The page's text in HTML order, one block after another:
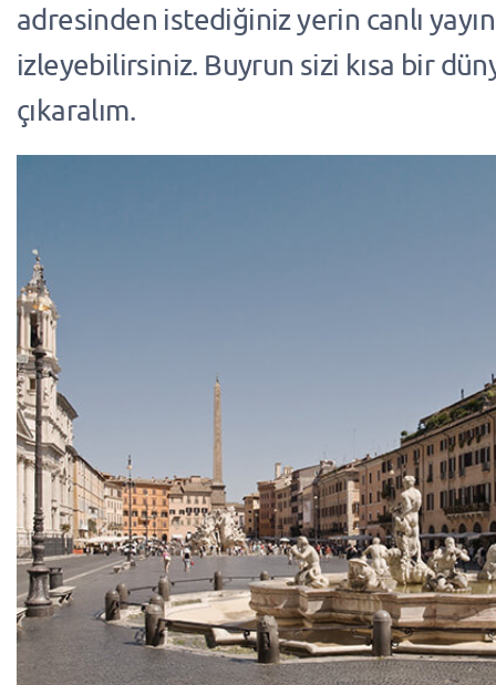
adresinden istediğiniz yerin canlı
izleyebilirsiniz. Buyrun sizi kısa bir
çıkaralım.